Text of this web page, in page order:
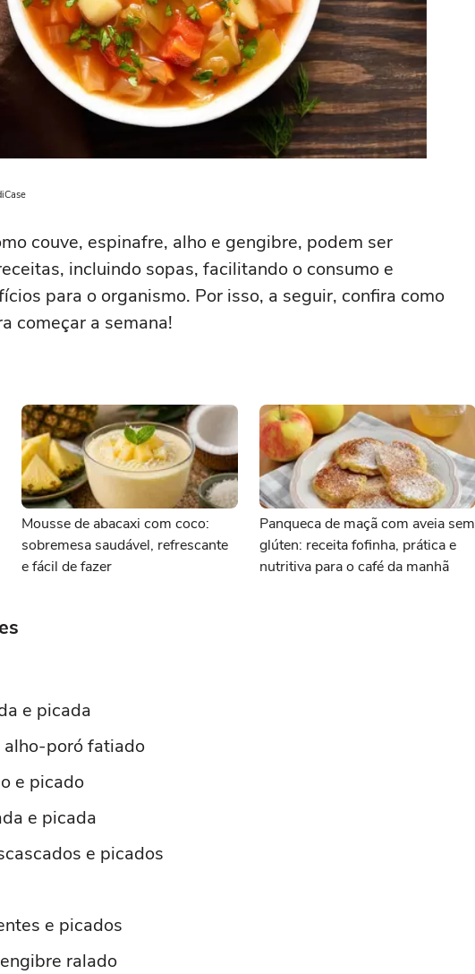
couve, espinafre, alho e gengibre, podem ser
incluindo sopas, facilitando o consumo e
para o organismo. Por isso, a seguir, confira como
começar a semana!
Mousse de abacaxi com coco:
sobremesa saudável, refrescante
e fácil de fazer
Panqueca de maçã com aveia sem
glúten: receita fofinha, prática e
nutritiva para o café da manhã
e picada
alho-poró fatiado
e picado
e picada
e picados
e picados
ralado